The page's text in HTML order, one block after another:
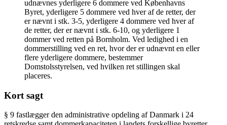
udnævnes yderligere 6 dommere ved Københavns
Byret, yderligere 5 dommere ved hver af de retter, der
er nævnt i stk. 3-5, yderligere 4 dommere ved hver af
de retter, der er nævnt i stk. 6-10, og yderligere 1
dommer ved retten på Bornholm. Ved ledighed i en
dommerstilling ved en ret, hvor der er udnævnt en eller
flere yderligere dommere, bestemmer
Domstolsstyrelsen, ved hvilken ret stillingen skal
placeres.
Kort sagt
§ 9 fastlægger den administrative opdeling af Danmark i 24